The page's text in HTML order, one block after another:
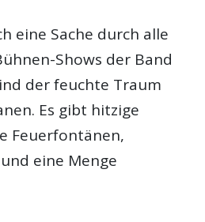
eine Sache durch alle
Shows der Band
der feuchte Traum
Es gibt hitzige
Feuerfontänen,
eine Menge